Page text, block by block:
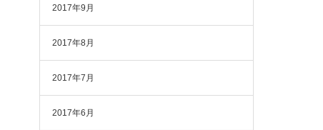
2017年9月
2017年8月
2017年7月
2017年6月